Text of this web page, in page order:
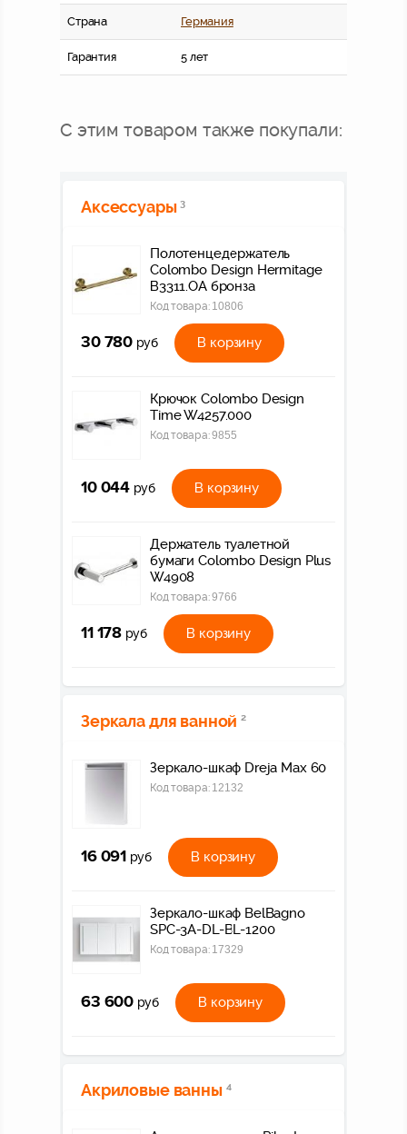
Страна Германия
Гарантия 5 лет
С этим товаром также покупали:
Аксессуары 3
Полотенцедержатель
Colombo Design Hermitage
В3311.OA бронза
Код товара: 10806
30 780 руб В корзину
Крючок Colombo Design
Time W4257.000
Код товара:9855
10 044 руб В корзину
Держатель туалетной
бумаги Colombo Design Plus
W4908
Код товара:9766
11 178 руб В корзину
Зеркала для ванной 2
Зеркало-шкаф Dreja Max 60
Код товара: 12132
16 091 руб В корзину
Зеркало-шкаф BelBagno
SPC-3A-DL-BL-1200
Код товара: 17329
63 600 руб В корзину
Акриловые ванны 4